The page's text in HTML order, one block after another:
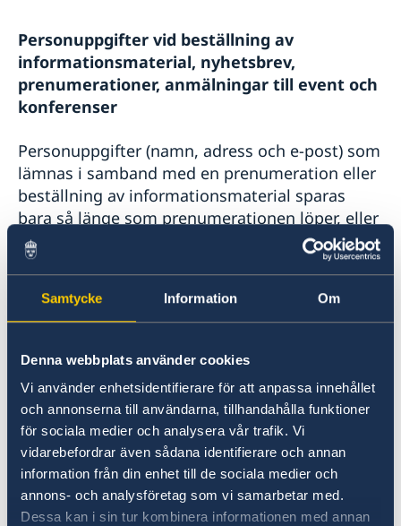
Samtycke Information Om
Denna webbplats använder cookies
Vi använder enhetsidentifierare för att anpassa innehållet
och annonserna till användarna, tillhandahålla funktioner
för sociala medier och analysera vår trafik. Vi
vidarebefordrar även sådana identifierare och annan
information från din enhet till de sociala medier och
annons- och analysföretag som vi samarbetar med.
Dessa kan i sin tur kombinera informationen med annan
Personuppgifter vid beställning av
informationsmaterial, nyhetsbrev,
prenumerationer, anmälningar till event och
konferenser
Personuppgifter (namn, adress och e-post) som
lämnas i samband med en prenumeration eller
beställning av informationsmaterial sparas
bara så länge som prenumerationen löper, eller
så länge det krävs för att kunna göra utskicket
eller beställningen. Prenumeranten kan
Utlandsmyndigheten raderar då
personuppgifterna.
Personuppgifter (titel, namn, adress,
telefonnummer och e-post) som lämnas i
samband med anmälningar till konferenser och
andra evenemang sparas bara så länge som
det krävs för administrationen av konferensen
eller evenemanget.